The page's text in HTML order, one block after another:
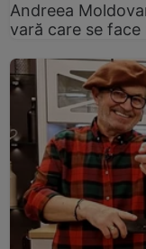
Andreea
vară care se